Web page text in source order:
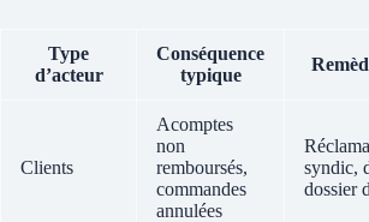
Type
d’acteur
Conséquence
typique
Clients
Acomptes
non
remboursés,
commandes
annulées
syndic,
dossier